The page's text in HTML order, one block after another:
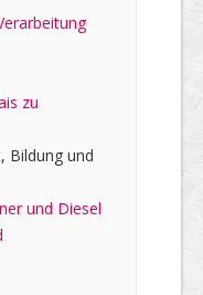
zu
Bildung und
und Diesel